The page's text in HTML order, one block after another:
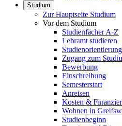
Studium
Zur Hauptseite Studium
Vor dem Studium
Studienfächer A-Z
Lehramt studieren
Studienorientierung
Zugang zum
Bewerbung
Einschreibung
Semesterstart
Anreisen
Kosten &
Wohnen in
Studienbeginn